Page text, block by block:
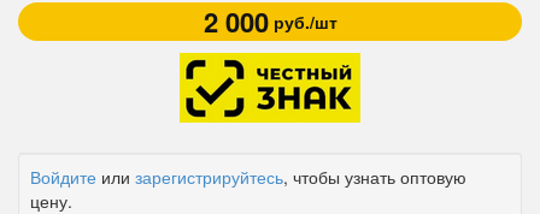
2 000руб./шт
Войдите или зарегистрируйтесь, чтобы узнать оптовую
цену.